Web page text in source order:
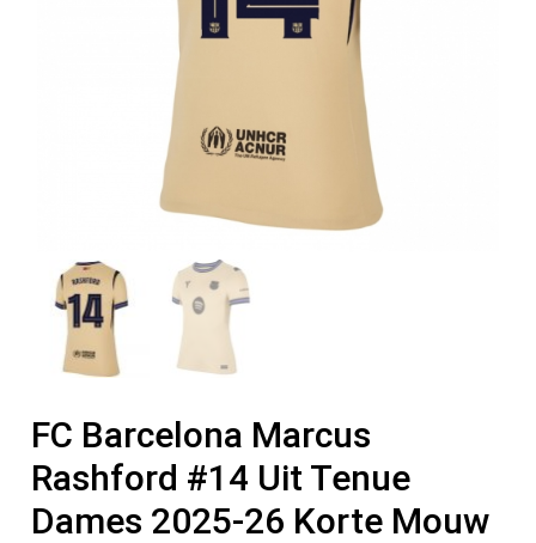
FC Barcelona Marcus
Rashford #14 Uit Tenue
Dames 2025-26 Korte Mouw